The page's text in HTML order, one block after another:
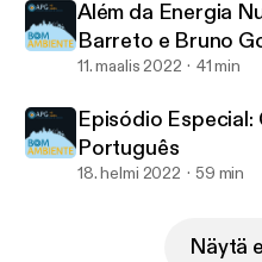
Além da Energia
Barreto e Bruno
11. maalis 2022 41 min
Episódio
Português
18. helmi 2022 59 min
Näytä